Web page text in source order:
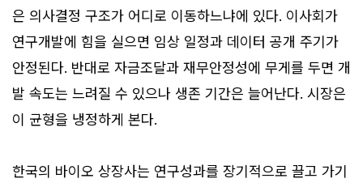
은 의사결정 구조가 어디로 이동하느냐에 있다. 이사회가
연구개발에 힘을 실으면 임상 일정과 데이터 공개 주기가
안정된다. 반대로 자금조달과 재무안정성에 무게를 두면 개
발 속도는 느려질 수 있으나 생존 기간은 늘어난다. 시장은
이 균형을 냉정하게 본다.
한국의 바이오 상장사는 연구성과를 장기적으로 끌고 가기